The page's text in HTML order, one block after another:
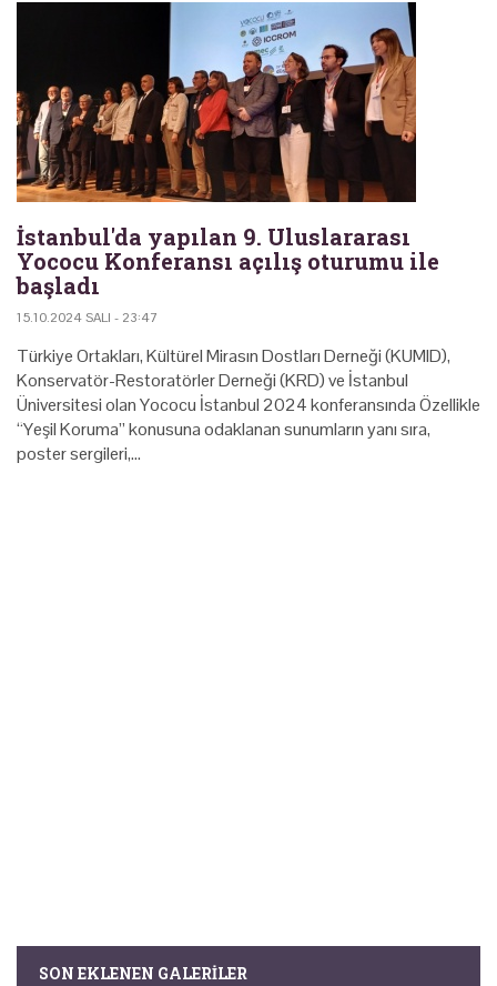
İstanbul'da yapılan 9. Uluslararası
Yococu Konferansı açılış oturumu ile
başladı
15.10.2024 SALI - 23:47
Türkiye Ortakları, Kültürel Mirasın Dostları Derneği (KUMID),
Konservatör-Restoratörler Derneği (KRD) ve İstanbul
Üniversitesi olan Yococu İstanbul 2024 konferansında Özellikle
“Yeşil Koruma” konusuna odaklanan sunumların yanı sıra,
poster sergileri,…
SON EKLENEN GALERILER